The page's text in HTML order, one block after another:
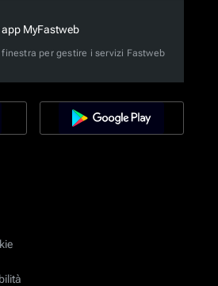
app MyFastweb
finestra per gestire i servizi Fastweb